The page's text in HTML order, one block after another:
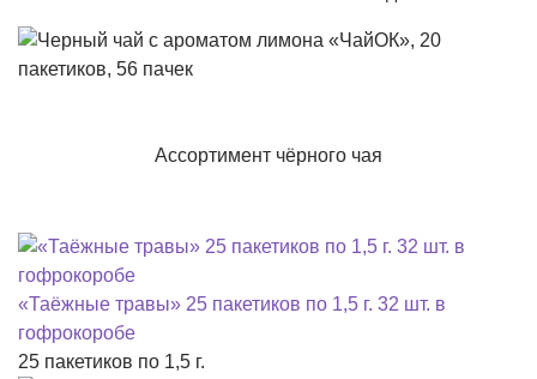
Ассортимент чёрного чая
«Таёжные травы» 25 пакетиков по 1,5 г. 32 шт. в
гофрокоробе
25 пакетиков по 1,5 г.